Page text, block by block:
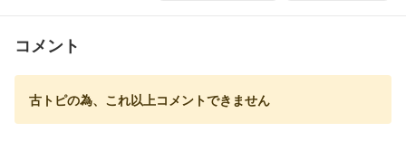
コメント
古トピの為、これ以上コメントできません